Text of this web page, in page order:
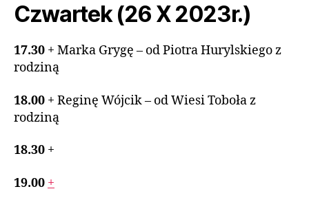
Czwartek (26 X 2023r.)
17.30 + Marka Grygę – od Piotra Hurylskiego z
rodziną
18.00 + Reginę Wójcik – od Wiesi Toboła z
rodziną
18.30 +
19.00 +